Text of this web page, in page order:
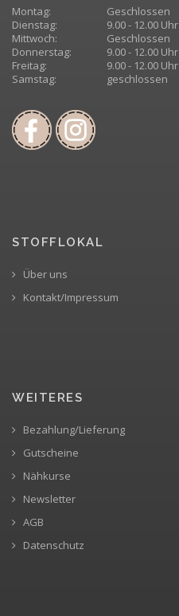
Montag:
Geschlossen
Dienstag:
9.00 - 12.00
Mittwoch:
Geschlossen
Donnerstag:
9.00 - 12.00
Freitag:
9.00 - 12.00
Samstag:
geschlossen
STOFFLOKAL
Über uns
Kontakt/Impressum
WEITERES
Bezahlung/Lieferung
Gutscheine
Nähkurse
Newsletter
AGB
Datenschutz